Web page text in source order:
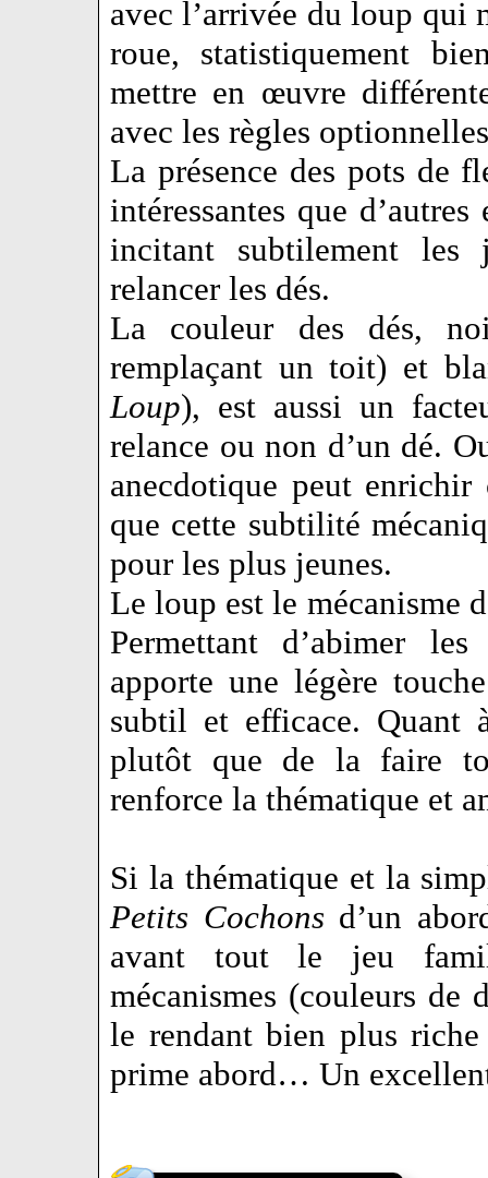
avec l’arrivée du loup qui
roue, statistiquement
mettre en œuvre
avec les règles
La présence des pots de
intéressantes que
incitant subtilement les
relancer les dés.
La couleur des dés,
remplaçant un toit) et
Loup), est aussi un
relance ou non d’un dé.
anecdotique peut
que cette subtilité
pour les plus jeunes.
Le loup est le mécanisme
Permettant d’abimer
apporte une légère
subtil et efficace. Quant
plutôt que de la faire
renforce la thématique et
Si la thématique et la
Petits Cochons d’un
avant tout le jeu
mécanismes (couleurs de
le rendant bien plus
prime abord… Un